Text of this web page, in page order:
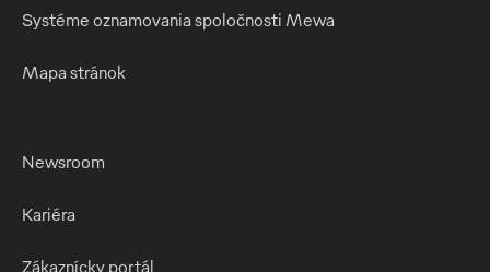
Systéme oznamovania spoločnosti Mewa
Mapa stránok
Newsroom
Kariéra
Zákaznícky portál